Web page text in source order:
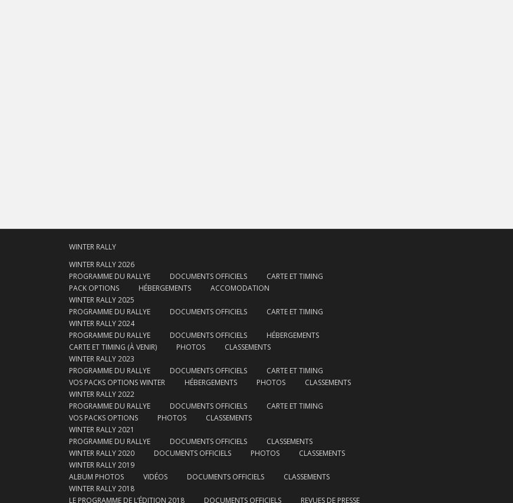
WINTER RALLY
WINTER RALLY 2026
PROGRAMME DU RALLYE
DOCUMENTS OFFICIELS
CARTE ET TIMING
PACK OPTIONS
HÉBERGEMENTS
ACCOMODATION
WINTER RALLY 2025
PROGRAMME DU RALLYE
DOCUMENTS OFFICIELS
CARTE ET TIMING
WINTER RALLY 2024
PROGRAMME DU RALLYE
DOCUMENTS OFFICIELS
HÉBERGEMENTS
CARTE ET TIMING (À VENIR)
PHOTOS
CLASSEMENTS
WINTER RALLY 2023
PROGRAMME DU RALLYE
DOCUMENTS OFFICIELS
CARTE ET TIMING
VOS PACKS OPTIONS WINTER
HÉBERGEMENTS PHOTOS
CLASSEMENTS
WINTER RALLY 2022
PROGRAMME DU RALLYE
DOCUMENTS OFFICIELS
CARTE ET TIMING
VOS PACKS OPTIONS
PHOTOS
CLASSEMENTS
WINTER RALLY 2021
PROGRAMME DU RALLYE
DOCUMENTS OFFICIELS
CLASSEMENTS
WINTER RALLY 2020
DOCUMENTS OFFICIELS PHOTOS
CLASSEMENTS
WINTER RALLY 2019
ALBUM PHOTOS
VIDÉOS DOCUMENTS OFFICIELS
CLASSEMENTS
WINTER RALLY 2018
LE PROGRAMME DE L’ÉDITION 2018
DOCUMENTS OFFICIELS REVUES DE PRESSE